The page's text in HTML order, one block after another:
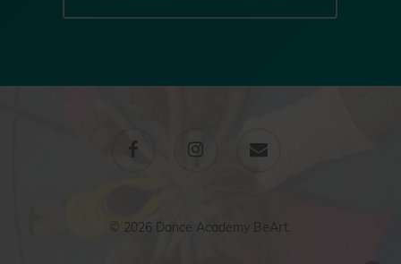
facebook
© 2026 Dance Academy BeArt.